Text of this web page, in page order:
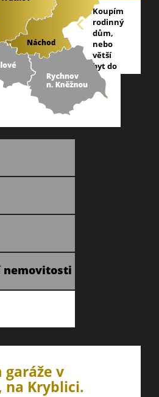
nemovitosti
Koupím
rodinný
dům,
nebo
větší
byt do
20 km
Trutnova,
garáže v
na Kryblici.